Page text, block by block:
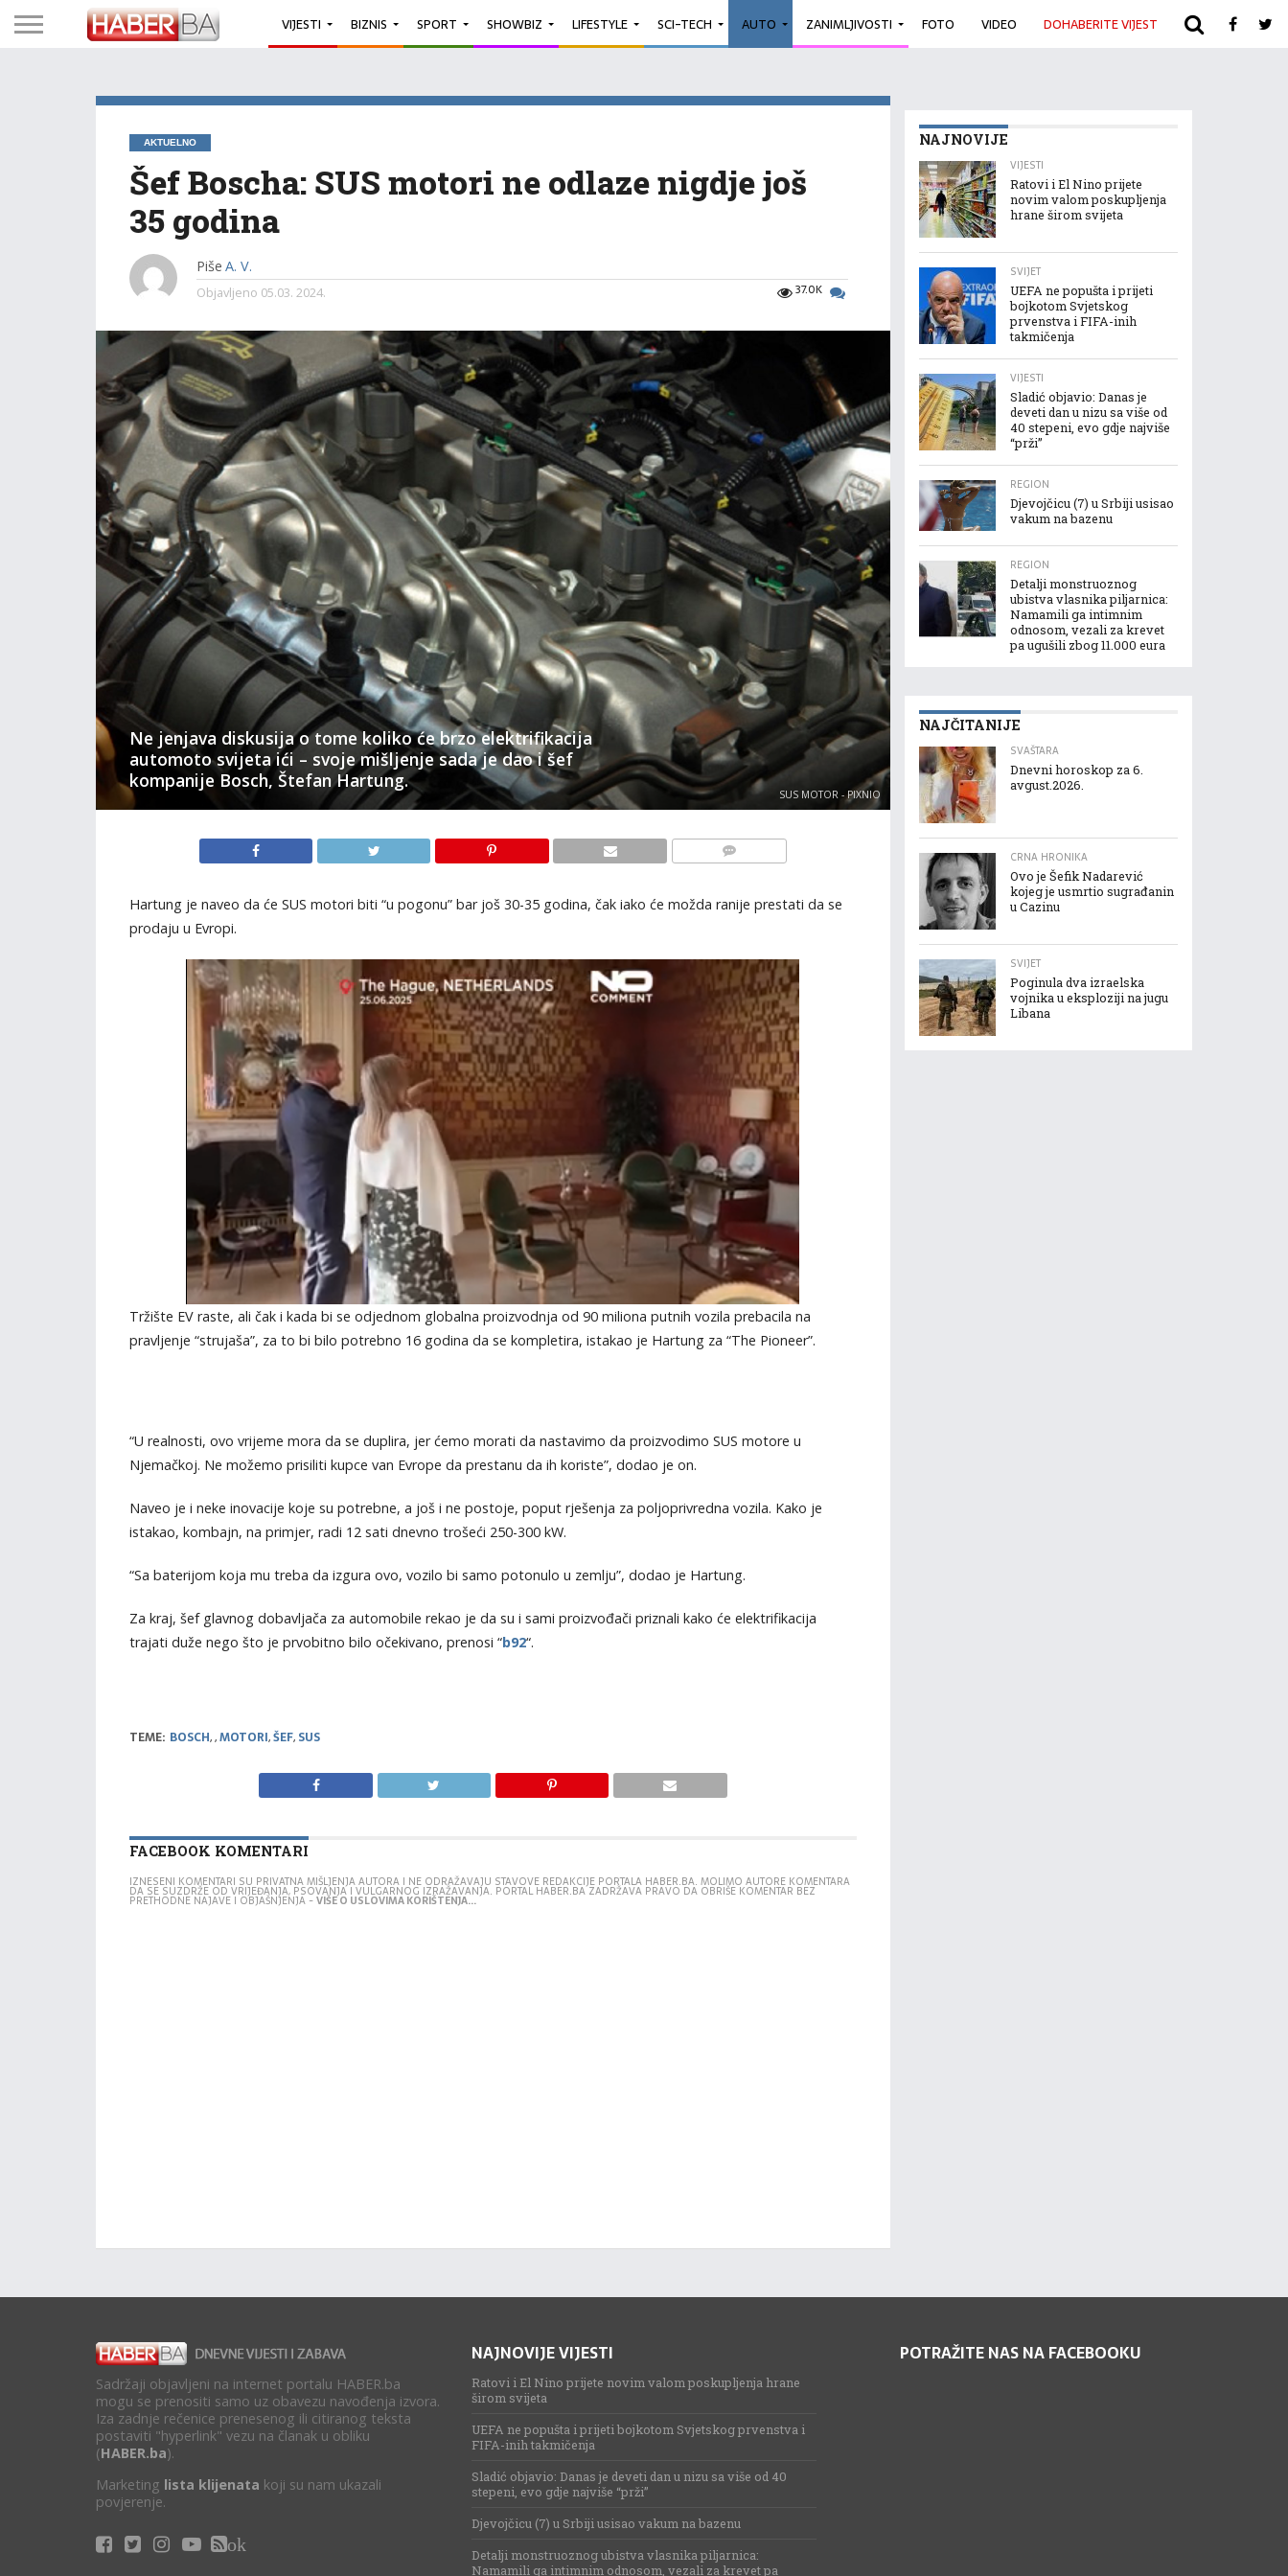
VIJESTI BIZNIS SPORT SHOWBIZ LIFESTYLE SCI-TECH AUTO ZANIMLJIVOSTI FOTO VIDEO DOHABERITE VIJEST ARHIVA
AKTUELNO
Šef Boscha: SUS motori ne odlaze nigdje još
35 godina
Piše A. V.
37.0K
Objavljeno 05.03. 2024.
​Ne jenjava diskusija o tome koliko će brzo elektrifikacija
automoto svijeta ići – svoje mišljenje sada je dao i šef
kompanije Bosch, Štefan Hartung.
SUS MOTOR - PIXNIO
Hartung je naveo da će SUS motori biti “u pogonu” bar još 30-35 godina, čak iako će možda ranije prestati da se
prodaju u Evropi.
Tržište EV raste, ali čak i kada bi se odjednom globalna proizvodnja od 90 miliona putnih vozila prebacila na
pravljenje “strujaša”, za to bi bilo potrebno 16 godina da se kompletira, istakao je Hartung za “The Pioneer”.
“U realnosti, ovo vrijeme mora da se duplira, jer ćemo morati da nastavimo da proizvodimo SUS motore u
Njemačkoj. Ne možemo prisiliti kupce van Evrope da prestanu da ih koriste”, dodao je on.
Naveo je i neke inovacije koje su potrebne, a još i ne postoje, poput rješenja za poljoprivredna vozila. Kako je
istakao, kombajn, na primjer, radi 12 sati dnevno trošeći 250-300 kW.
“Sa baterijom koja mu treba da izgura ovo, vozilo bi samo potonulo u zemlju”, dodao je Hartung.
Za kraj, šef glavnog dobavljača za automobile rekao je da su i sami proizvođači priznali kako će elektrifikacija
trajati duže nego što je prvobitno bilo očekivano, prenosi “b92“.
TEME: BOSCH,,MOTORI,ŠEF, SUS
FACEBOOK KOMENTARI
IZNESENI KOMENTARI SU PRIVATNA MIŠLJENJA AUTORA I NE ODRAŽAVAJU STAVOVE REDAKCIJE PORTALA HABER.BA. MOLIMO AUTORE KOMENTARA
DA SE SUZDRŽE OD VRIJEĐANJA, PSOVANJA I VULGARNOG IZRAŽAVANJA. PORTAL HABER.BA ZADRŽAVA PRAVO DA OBRIŠE KOMENTAR BEZ
PRETHODNE NAJAVE I OBJAŠNJENJA -VIŠE O USLOVIMA KORIŠTENJA...
NAJNOVIJE
VIJESTI
Ratovi i El Nino prijete
novim valom poskupljenja
hrane širom svijeta
SVIJET
UEFA ne popušta i prijeti
bojkotom Svjetskog
prvenstva i FIFA-inih
takmičenja
VIJESTI
Sladić objavio: Danas je
deveti dan u nizu sa više od
40 stepeni, evo gdje najviše
“prži”
REGION
Djevojčicu (7) u Srbiji usisao
vakum na bazenu
REGION
Detalji monstruoznog
ubistva vlasnika piljarnica:
Namamili ga intimnim
odnosom, vezali za krevet
pa ugušili zbog 11.000 eura
NAJČITANIJE
SVAŠTARA
Dnevni horoskop za 6.
avgust.2026.
CRNA HRONIKA
Ovo je Šefik Nadarević
kojeg je usmrtio sugrađanin
u Cazinu
SVIJET
Poginula dva izraelska
vojnika u eksploziji na jugu
Libana
Sadržaji objavljeni na internet portalu HABER.ba
mogu se prenositi samo uz obavezu navođenja izvora.
Iza zadnje rečenice prenesenog ili citiranog teksta
postaviti "hyperlink" vezu na članak u obliku
(HABER.ba).
Marketing lista klijenata koji su nam ukazali
povjerenje.
ok
NAJNOVIJE VIJESTI
Ratovi i El Nino prijete novim valom poskupljenja hrane
širom svijeta
UEFA ne popušta i prijeti bojkotom Svjetskog prvenstva i
FIFA-inih takmičenja
Sladić objavio: Danas je deveti dan u nizu sa više od 40
stepeni, evo gdje najviše “prži”
Djevojčicu (7) u Srbiji usisao vakum na bazenu
Detalji monstruoznog ubistva vlasnika piljarnica:
Namamili ga intimnim odnosom, vezali za krevet pa
POTRAŽITE NAS NA FACEBOOKU